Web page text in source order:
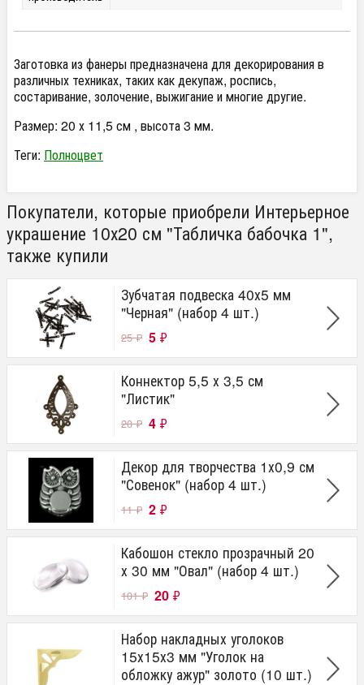
Заготовка из фанеры предназначена для декорирования в
различных техниках, таких как декупаж, роспись,
состаривание, золочение, выжигание и многие другие.
Размер: 20 х 11,5 см , высота 3 мм.
Теги: Полноцвет
Покупатели, которые приобрели Интерьерное
украшение 10х20 см "Табличка бабочка 1",
также купили
Зубчатая подвеска 40х5 мм
"Черная" (набор 4 шт.)
25₽ 5 ₽
Коннектор 5,5 х 3,5 см
"Листик"
20₽ 4 ₽
Декор для творчества 1х0,9 см
"Совенок" (набор 4 шт.)
11₽ 2 ₽
Кабошон стекло прозрачный 20
х 30 мм "Овал" (набор 4 шт.)
101₽ 20 ₽
Набор накладных уголоков
15х15х3 мм "Уголок на
обложку ажур" золото (10 шт.)